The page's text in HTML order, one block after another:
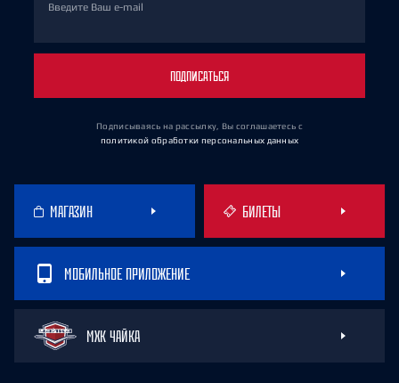
Введите Ваш e-mail
ПОДПИСАТЬСЯ
Подписываясь на рассылку, Вы соглашаетесь с
политикой обработки персональных данных
МАГАЗИН БИЛЕТЫ
МОБИЛЬНОЕ ПРИЛОЖЕНИЕ
МХК ЧАЙКА